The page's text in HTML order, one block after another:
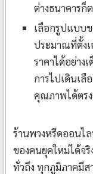
ต่างธนาคารก็
เลือกรูปแบบ
ประมาณที่ตั้งเ
ราคาได้อย่าง
การไปเดินเลื
คุณภาพได้ตร
ร้านพวงหรีดออนไ
ของคนยุคใหม่ได้จริ
ทั่วถึง ทุกภูมิภาคมีส